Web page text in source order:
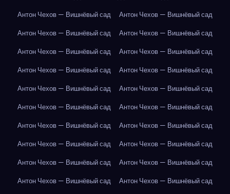
Антон Чехов — Вишнёвый сад
Антон Чехов — Вишнёвый сад
Антон Чехов — Вишнёвый сад
Антон Чехов — Вишнёвый сад
Антон Чехов — Вишнёвый сад
Антон Чехов — Вишнёвый сад
Антон Чехов — Вишнёвый сад
Антон Чехов — Вишнёвый сад
Антон Чехов — Вишнёвый сад
Антон Чехов — Вишнёвый сад
Антон Чехов — Вишнёвый сад
Антон Чехов — Вишнёвый сад
Антон Чехов — Вишнёвый сад
Антон Чехов — Вишнёвый сад
Антон Чехов — Вишнёвый сад
Антон Чехов — Вишнёвый сад
Антон Чехов — Вишнёвый сад
Антон Чехов — Вишнёвый сад
Антон Чехов — Вишнёвый сад
Антон Чехов — Вишнёвый сад